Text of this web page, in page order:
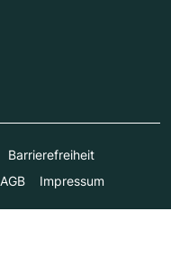
Barrierefreiheit
AGB Impressum